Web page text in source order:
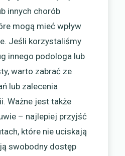
innych chorób
mogą mieć wpływ
Jeśli korzystaliśmy
innego podologa lub
warto zabrać ze
lub zalecenia
Ważne jest także
– najlepiej przyjść
które nie uciskają
swobodny dostęp